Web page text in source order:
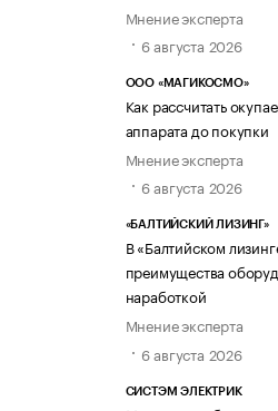
Мнение эксперта
6 августа 2026
ООО «МАГИКОСМО»
Как рассчитать
аппарата до покупки
Мнение эксперта
6 августа 2026
«БАЛТИЙСКИЙ ЛИЗИНГ»
В «Балтийском
преимущества
наработкой
Мнение эксперта
6 августа 2026
СИСТЭМ ЭЛЕКТРИК